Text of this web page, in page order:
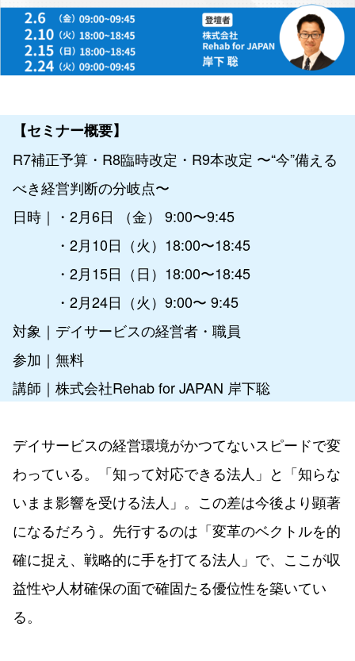
【セミナー概要】
R7補正予算・R8臨時改定・R9本改定 〜“今”備える
べき経営判断の分岐点〜
日時｜・2月6日 （金） 9:00〜9:45
・2月10日（火）18:00〜18:45
・2月15日（日）18:00〜18:45
・2月24日（火）9:00〜 9:45
対象｜デイサービスの経営者・職員
参加｜無料
講師｜株式会社Rehab for JAPAN 岸下聡
デイサービスの経営環境がかつてないスピードで変
わっている。「知って対応できる法人」と「知らな
いまま影響を受ける法人」。この差は今後より顕著
になるだろう。先行するのは「変革のベクトルを的
確に捉え、戦略的に手を打てる法人」で、ここが収
益性や人材確保の面で確固たる優位性を築いてい
る。